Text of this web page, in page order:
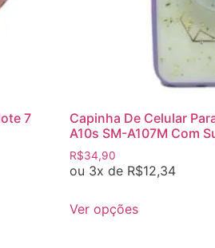
7
Capinha De Celular
A10s SM-A107M Com
R$34,90
ou 3x de R$12,34
Ver opções